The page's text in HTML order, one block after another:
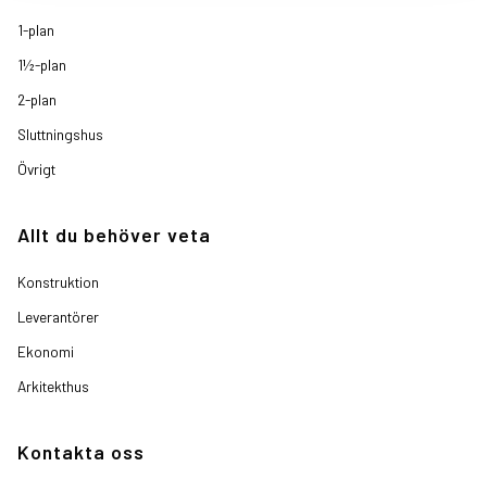
1-plan
1½-plan
2-plan
Sluttningshus
Övrigt
Allt du behöver veta
Konstruktion
Leverantörer
Ekonomi
Arkitekthus
Kontakta oss